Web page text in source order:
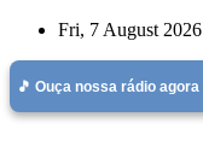
Skip
content
Fri, 7 August 2026
🎵 Ouça nossa rádio agora